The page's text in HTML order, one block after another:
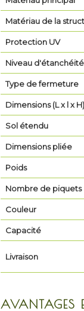
Matériau de la
Protection UV
Niveau d'étanchéité
Type de fermeture
Dimensions (L x l x H)
Sol étendu
Dimensions pliée
Poids
Nombre de piquets
Couleur
Capacité
Livraison
AVANTAGES